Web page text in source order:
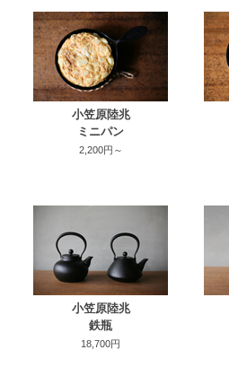
小笠原陸兆
ミニパン
2,200円～
小笠原陸兆
鉄瓶
18,700円